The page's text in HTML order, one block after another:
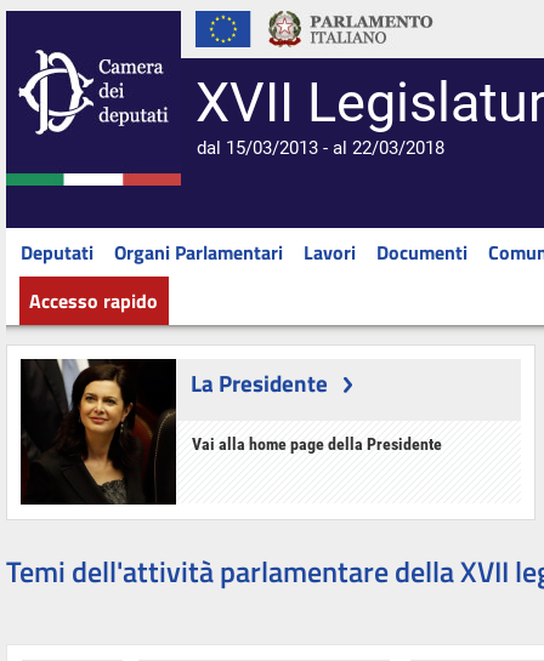
XVII
dal 15/03/2013 - al 22/03/2018
Deputati Organi Parlamentari Lavori Documenti
Accesso rapido
La Presidente
Vai alla home page della Presidente
Temi dell'attività parlamentare della XVII